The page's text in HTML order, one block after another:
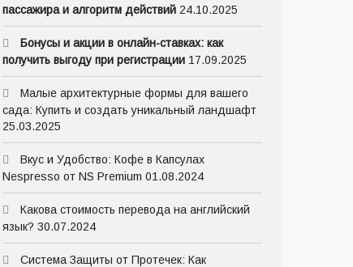
пассажира и алгоритм действий 24.10.2025
Бонусы и акции в онлайн-ставках: как
получить выгоду при регистрации 17.09.2025
Малые архитектурные формы для вашего
сада: Купить и создать уникальный ландшафт
25.03.2025
Вкус и Удобство: Кофе в Капсулах
Nespresso от NS Premium 01.08.2024
Какова стоимость перевода на английский
язык? 30.07.2024
Система Защиты от Протечек: Как